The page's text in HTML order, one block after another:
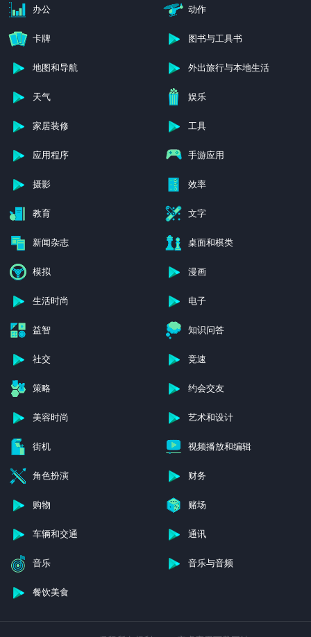
办公 动作
卡牌 图书与工具书
地图和导航 外出旅行与本地生活
天气 娱乐
家居装修 工具
应用程序 手游应用
摄影 效率
教育 文字
新闻杂志 桌面和棋类
模拟 漫画
生活时尚 电子
益智 知识问答
社交 竞速
策略 约会交友
美容时尚 艺术和设计
街机 视频播放和编辑
角色扮演 财务
购物 赌场
车辆和交通 通讯
音乐 音乐与音频
餐饮美食